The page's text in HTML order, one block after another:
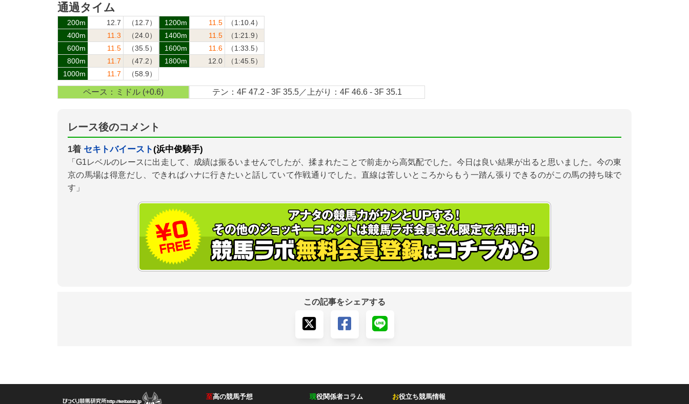
通過タイム
200m 12.7
（12.7）
400m
11.3
（24.0）
600m
11.5
（35.5）
800m
11.7
（47.2）
1000m
11.7 （58.9）
1200m 11.5
（1:10.4）
1400m
11.5
（1:21.9）
1600m
11.6
（1:33.5）
1800m
12.0 （1:45.5）
ペース：ミドル (+0.6) テン：4F 47.2 - 3F 35.5／上がり：4F 46.6 - 3F 35.1
レース後のコメント
1着 セキトバイースト(浜中俊騎手)
「G1レベルのレースに出走して、成績は振るいませんでしたが、揉まれたことで前走から高気配でした。今日は良い結果が出ると思いました。今の東
京の馬場は得意だし、できればハナに行きたいと話していて作戦通りでした。直線は苦しいところからもう一踏ん張りできるのがこの馬の持ち味で
す」
この記事をシェアする
至高の競馬予想 現役関係者コラム お役立ち競馬情報